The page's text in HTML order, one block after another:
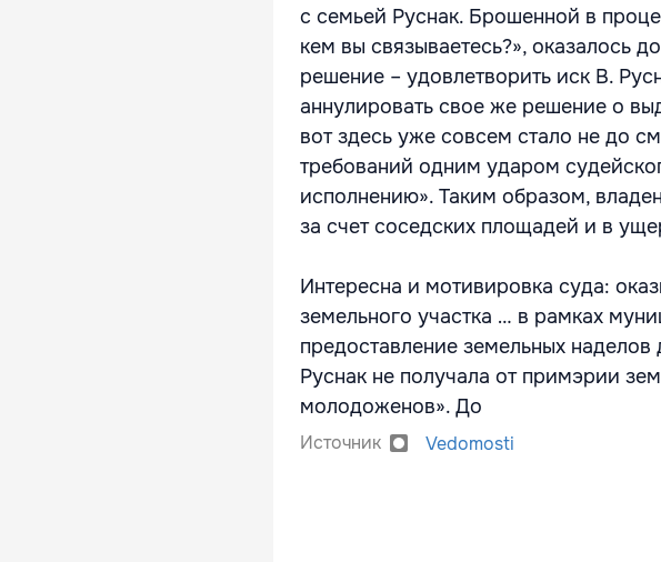
с семьей Руснак. Брошенной в
кем вы связываетесь?», оказалось
решение – удовлетворить иск В.
аннулировать свое же решение о
вот здесь уже совсем стало не до
требований одним ударом
исполнению». Таким образом,
за счет соседских площадей и в
Интересна и мотивировка суда:
земельного участка … в рамках
предоставление земельных
Руснак не получала от примэрии
молодоженов». До
Источник Vedomosti